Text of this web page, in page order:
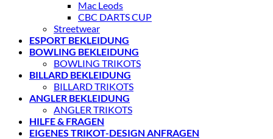
Mac Leods
CBC DARTS CUP
Streetwear
ESPORT BEKLEIDUNG
BOWLING BEKLEIDUNG
BOWLING TRIKOTS
BILLARD BEKLEIDUNG
BILLARD TRIKOTS
ANGLER BEKLEIDUNG
ANGLER TRIKOTS
HILFE & FRAGEN
EIGENES TRIKOT-DESIGN ANFRAGEN